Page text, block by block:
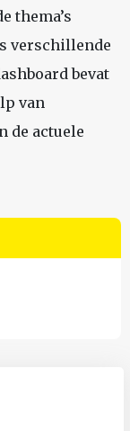
thema’s
verschillende
bevat
van
de actuele